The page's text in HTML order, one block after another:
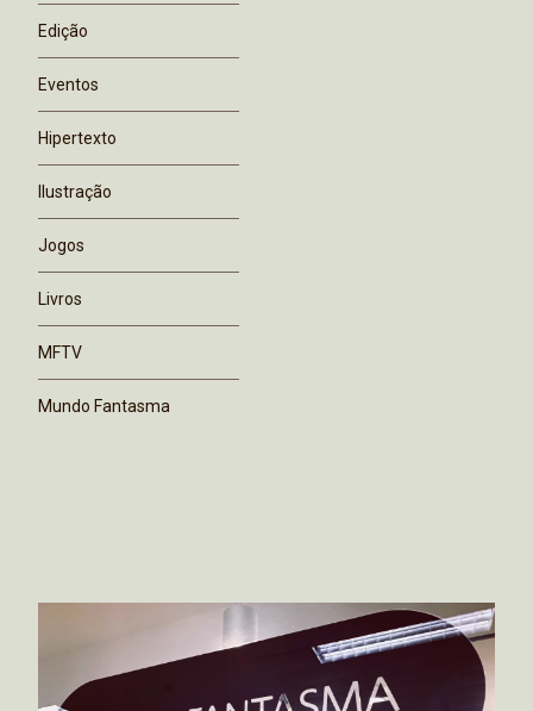
Edição
Eventos
Hipertexto
Ilustração
Jogos
Livros
MFTV
Mundo Fantasma